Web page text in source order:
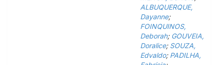
ALBUQUERQUE,
Dayanne;
FOINQUINOS,
Deborah; GOUVEIA,
Doralice; SOUZA,
Edvaldo; PADILHA,